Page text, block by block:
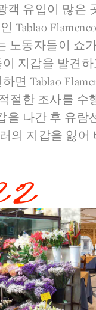
객 유입이 많은
노동자들이 쇼
지갑을 발견
Tablao
절한 조사를 수
을 나간 후 유람
의 지갑을 잃어